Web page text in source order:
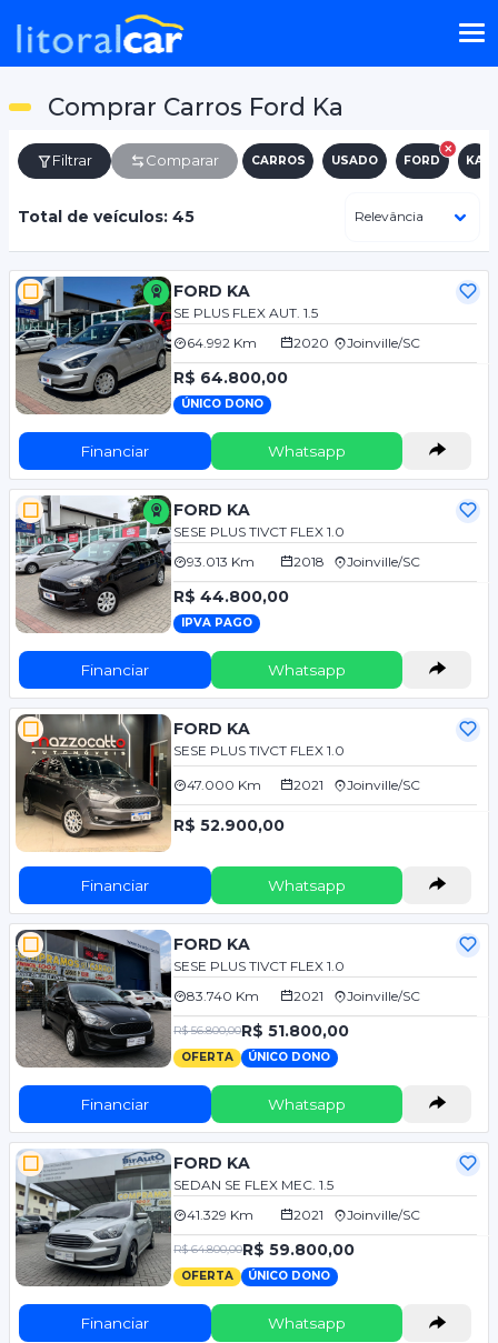
Comprar Carros Ford Ka
Filtrar Comparar CARROS USADO FORD KA
Total de veículos: 45
FORD KA
SE PLUS FLEX AUT. 1.5
64.992 Km
2020 Joinville/SC
R$ 64.800,00
ÚNICO DONO
Financiar Whatsapp
FORD KA
SESE PLUS TIVCT FLEX 1.0
93.013 Km
2018 Joinville/SC
R$ 44.800,00
IPVA PAGO
Financiar Whatsapp
FORD KA
SESE PLUS TIVCT FLEX 1.0
47.000 Km 2021 Joinville/SC
R$ 52.900,00
Financiar Whatsapp
FORD KA
SESE PLUS TIVCT FLEX 1.0
83.740 Km
2021 Joinville/SC
R$ 56.800,00R$ 51.800,00
OFERTA ÚNICO DONO
Financiar Whatsapp
FORD KA
SEDAN SE FLEX MEC. 1.5
41.329 Km
2021 Joinville/SC
R$ 64.800,00R$ 59.800,00
OFERTA ÚNICO DONO
Financiar Whatsapp